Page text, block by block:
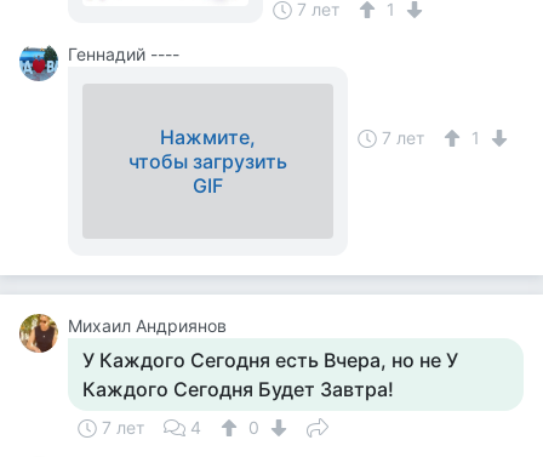
7 лет 1
Геннадий ----
Нажмите,
чтобы загрузить
GIF
7 лет 1
Михаил Андриянов
У Каждого Сегодня есть Вчера, но не У
Каждого Сегодня Будет Завтра!
7 лет 4 0